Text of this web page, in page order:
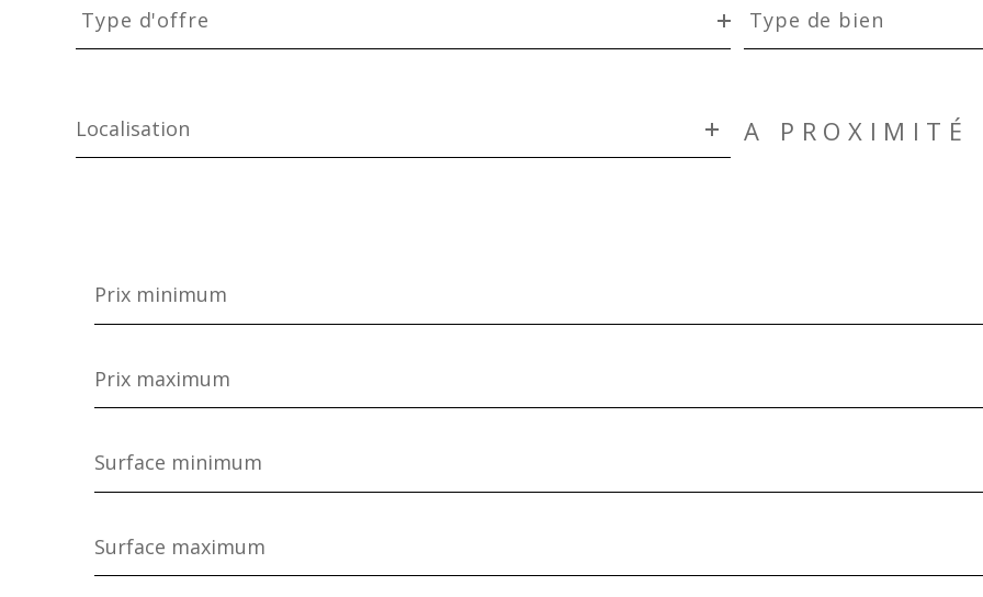
d'offre
Type d'offre
de
bien
Type de bien
A PROXIMITÉ
minimum
maximum
minimum
maximum